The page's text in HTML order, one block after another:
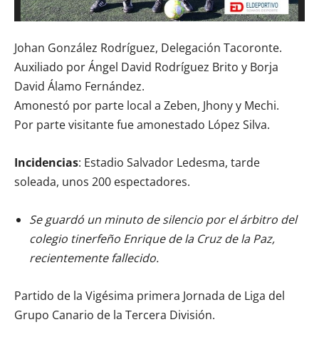
Johan González Rodríguez, Delegación Tacoronte.
Auxiliado por Ángel David Rodríguez Brito y Borja
David Álamo Fernández.
Amonestó por parte local a Zeben, Jhony y Mechi.
Por parte visitante fue amonestado López Silva.
Incidencias: Estadio Salvador Ledesma, tarde
soleada, unos 200 espectadores.
Se guardó un minuto de silencio por el árbitro del
colegio tinerfeño Enrique de la Cruz de la Paz,
recientemente fallecido.
Partido de la Vigésima primera Jornada de Liga del
Grupo Canario de la Tercera División.